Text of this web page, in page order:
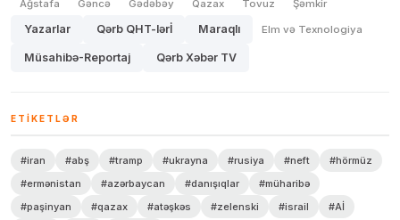
Ağstafa Gəncə Gədəbəy Qazax Tovuz Şəmkir
Yazarlar Qərb QHT-lərİ Maraqlı Elm və Texnologiya
Müsahibə-Reportaj Qərb Xəbər TV
ETIKETLƏR
#iran #abş #tramp #ukrayna #rusiya #neft
#hörmüz
#ermənistan
#azərbaycan #danışıqlar
#müharibə
#paşinyan
#qazax #atəşkəs #zelenski #israil
#Aİ